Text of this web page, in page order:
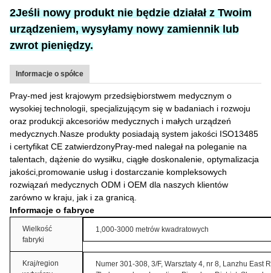
2Jeśli nowy produkt nie będzie działał z Twoim
urządzeniem, wysyłamy nowy zamiennik lub
zwrot pieniędzy.
Informacje o spółce
Pray-med jest krajowym przedsiębiorstwem medycznym o
wysokiej technologii, specjalizującym się w badaniach i rozwoju
oraz produkcji akcesoriów medycznych i małych urządzeń
medycznych.Nasze produkty posiadają system jakości ISO13485
i certyfikat CE zatwierdzonyPray-med nalegał na poleganie na
talentach, dążenie do wysiłku, ciągłe doskonalenie, optymalizacja
jakości,promowanie usług i dostarczanie kompleksowych
rozwiązań medycznych ODM i OEM dla naszych klientów
zarówno w kraju, jak i za granicą.
Informacje o fabryce
Wielkość
fabryki
1,000-3000 metrów kwadratowych
Kraj/region
Numer 301-308, 3/F, Warsztaty 4, nr 8, Lanzhu East